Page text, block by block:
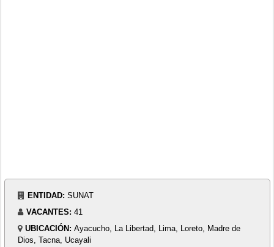
ENTIDAD: SUNAT
VACANTES: 41
UBICACIÓN: Ayacucho, La Libertad, Lima, Loreto, Madre de
Dios, Tacna, Ucayali